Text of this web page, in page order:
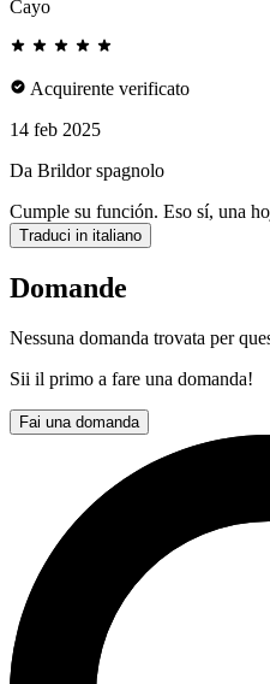
Cayo
Acquirente verificato
14 feb 2025
Da Brildor spagnolo
Cumple su función. Eso sí, una
Traduci in italiano
Domande
Nessuna domanda trovata per
Sii il primo a fare una domanda!
Fai una domanda